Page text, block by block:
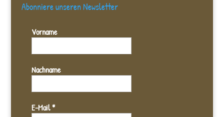
Abonniere unseren Newsletter
Vorname
Nachname
E-Mail*